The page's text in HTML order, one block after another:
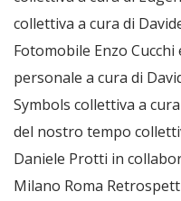
collettiva a cura di
Fotomobile Enzo
personale a cura di
Symbols collettiva a
del nostro tempo
Daniele Protti in
Milano Roma